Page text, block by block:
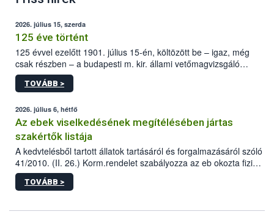
2026. július 15, szerda
125 éve történt
125 évvel ezelőtt 1901. július 15-én, költözött be – igaz, még
csak részben – a budapesti m. kir. állami vetőmagvizsgáló
állomás a Kis Rókus utca 15. szám alatti, Czigler Győző által
tervezett új épületébe.
TOVÁBB >
2026. július 6, hétfő
Az ebek viselkedésének megítélésében jártas
szakértők listája
A kedvtelésből tartott állatok tartásáról és forgalmazásáról szóló
41/2010. (II. 26.) Korm.rendelet szabályozza az eb okozta fizikai
sérülés, illetve ennek veszélye keletkezésekor felmerülő
hatósági feladatokat, valamint a veszélyes eb tartását és annak
vonni az ebek viselkedésének megítélésében jártas szakértőt.
TOVÁBB >